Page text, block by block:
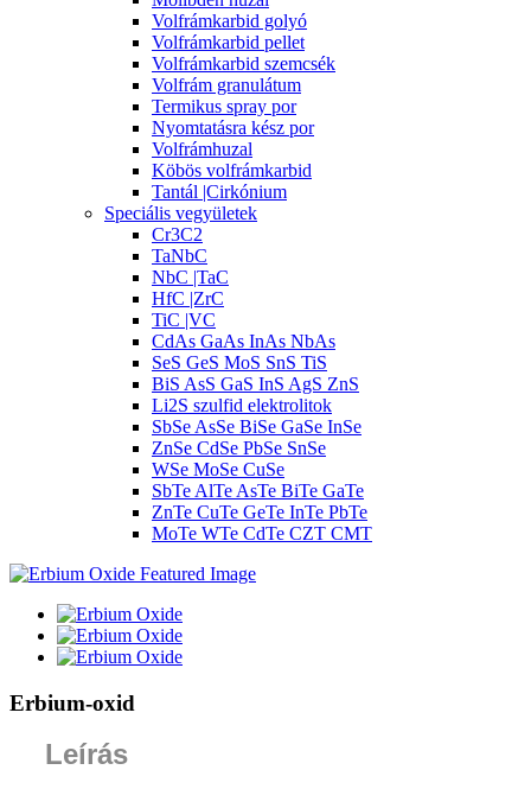
Volfrámkarbid golyó
Volfrámkarbid pellet
Volfrámkarbid szemcsék
Volfrám granulátum
Termikus spray por
Nyomtatásra kész por
Volfrámhuzal
Köbös volfrámkarbid
Tantál |Cirkónium
Speciális vegyületek
Cr3C2
TaNbC
NbC |TaC
HfC |ZrC
TiC |VC
CdAs GaAs InAs NbAs
SeS GeS MoS SnS TiS
BiS AsS GaS InS AgS ZnS
Li2S szulfid elektrolitok
SbSe AsSe BiSe GaSe InSe
ZnSe CdSe PbSe SnSe
WSe MoSe CuSe
SbTe AlTe AsTe BiTe GaTe
ZnTe CuTe GeTe InTe PbTe
MoTe WTe CdTe CZT CMT
Erbium-oxid
Leírás